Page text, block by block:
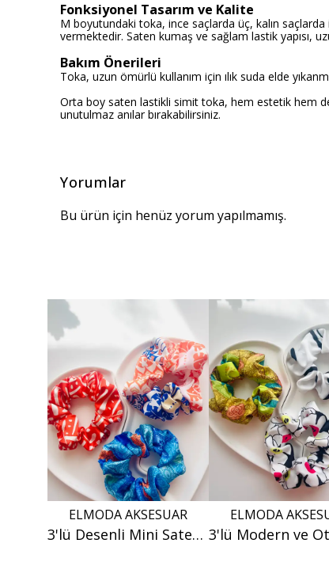
Fonksiyonel Tasarım ve Kalite
M boyutundaki toka, ince saçlarda üç, kalın
vermektedir. Saten kumaş ve sağlam lastik yapısı,
Bakım Önerileri
Toka, uzun ömürlü kullanım için ılık suda elde
Orta boy saten lastikli simit toka, hem estetik hem
unutulmaz anılar bırakabilirsiniz.
Yorumlar
Bu ürün için henüz yorum yapılmamış.
ELMODA AKSESUAR
3'lü Desenli Mini Saten Scrunchie Toka Seti - Canlı Yaz Renkleri
ELMODA